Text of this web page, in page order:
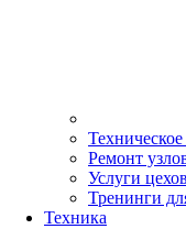
Ремонт
Услуги
Тренинги
Техника